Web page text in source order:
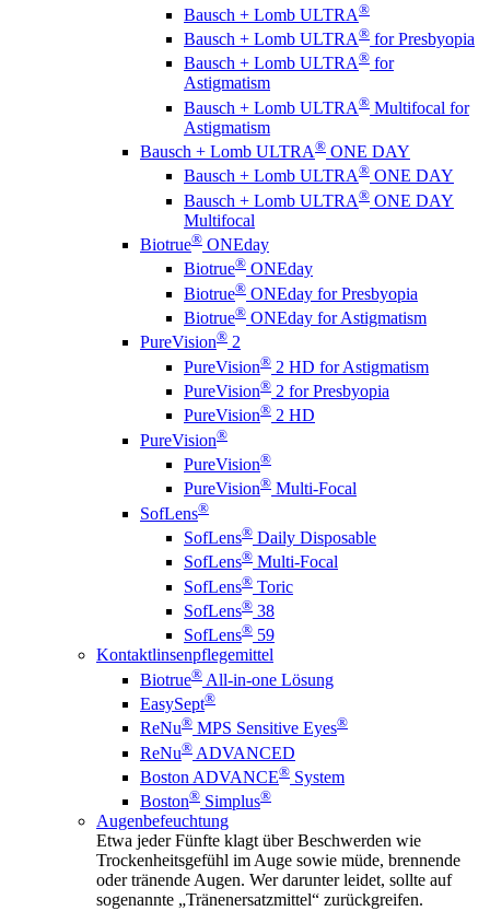
Bausch + Lomb ULTRA®
Bausch + Lomb ULTRA® for Presbyopia
Bausch + Lomb ULTRA® for
Astigmatism
Bausch + Lomb ULTRA® Multifocal for
Astigmatism
Bausch + Lomb ULTRA® ONE DAY
Bausch + Lomb ULTRA® ONE DAY
Bausch + Lomb ULTRA® ONE DAY
Multifocal
Biotrue® ONEday
Biotrue® ONEday
Biotrue® ONEday for Presbyopia
Biotrue® ONEday for Astigmatism
PureVision® 2
PureVision® 2 HD for Astigmatism
PureVision® 2 for Presbyopia
PureVision® 2 HD
PureVision®
PureVision®
PureVision® Multi-Focal
SofLens®
SofLens® Daily Disposable
SofLens® Multi-Focal
SofLens® Toric
SofLens® 38
SofLens® 59
Kontaktlinsenpflegemittel
Biotrue® All-in-one Lösung
EasySept®
ReNu® MPS Sensitive Eyes®
ReNu® ADVANCED
Boston ADVANCE® System
Boston® Simplus®
Augenbefeuchtung
Etwa jeder Fünfte klagt über Beschwerden wie
Trockenheitsgefühl im Auge sowie müde, brennende
oder tränende Augen. Wer darunter leidet, sollte auf
sogenannte „Tränenersatzmittel“ zurückgreifen.